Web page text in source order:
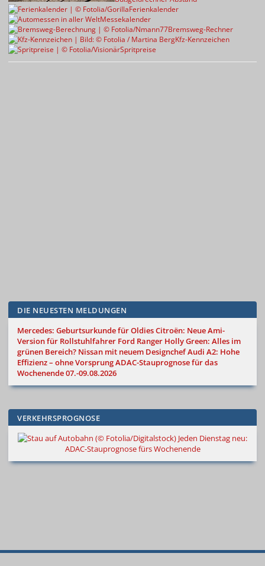
Ferienkalender
Messekalender
Bremsweg-Rechner
Kfz-Kennzeichen
Spritpreise
DIE NEUESTEN MELDUNGEN
Mercedes: Geburtsurkunde für OldiesCitroën: Neue Ami-
Version für Rollstuhlfahrer Ford Ranger Holly Green: Alles im
grünen Bereich? Nissan mit neuem DesignchefAudi A2: Hohe
Effizienz – ohne VorsprungADAC-Stauprognose für das
Wochenende 07.-09.08.2026
VERKEHRSPROGNOSE
Jeden Dienstag neu:
ADAC-Stauprognose fürs Wochenende